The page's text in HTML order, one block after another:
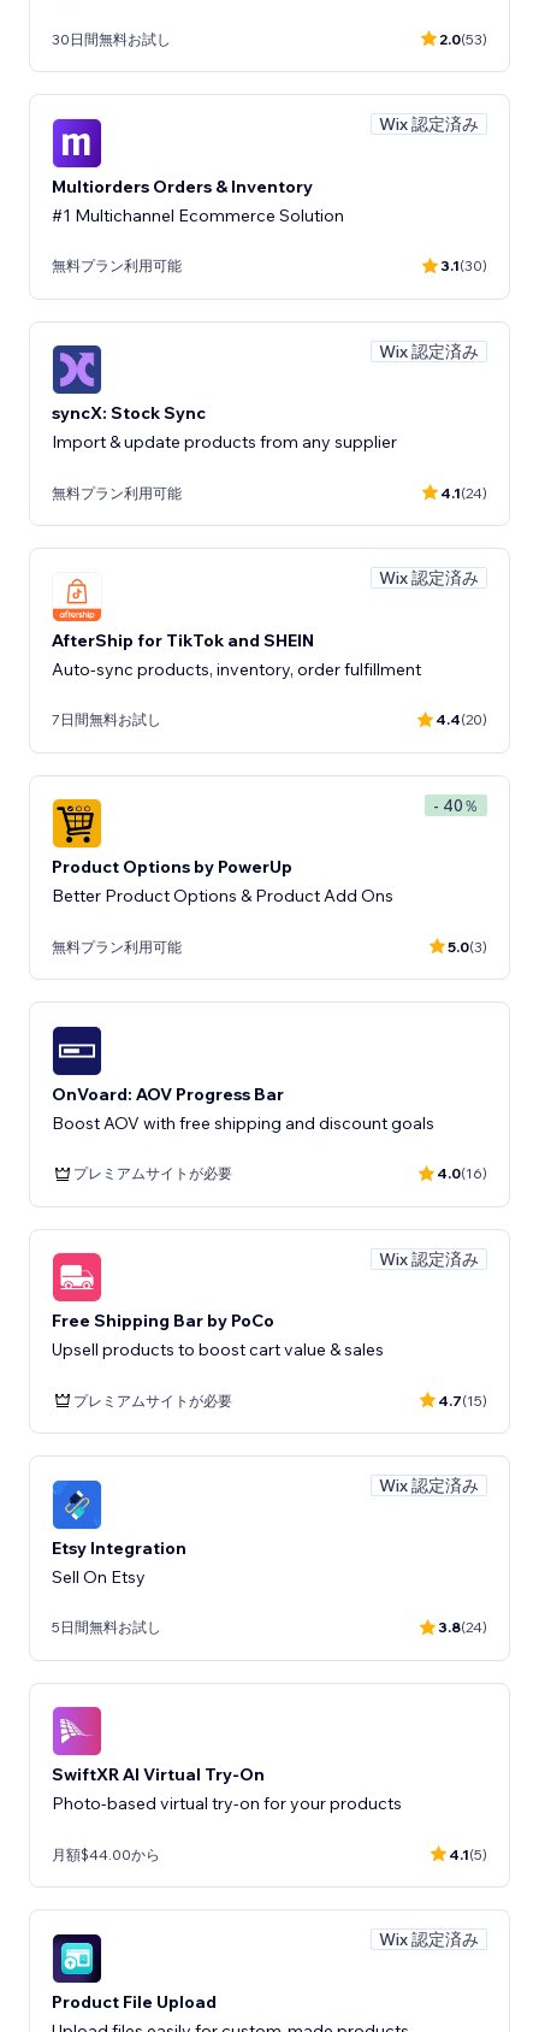
30日間無料お試し 2.0(53)
Wix 認定済み
Multiorders Orders & Inventory
#1 Multichannel Ecommerce Solution
無料プラン利用可能 3.1(30)
Wix 認定済み
syncX: Stock Sync
Import & update products from any supplier
無料プラン利用可能 4.1(24)
Wix 認定済み
AfterShip for TikTok and SHEIN
Auto-sync products, inventory, order fulfillment
7日間無料お試し 4.4(20)
- 40％
Product Options by PowerUp
Better Product Options & Product Add Ons
無料プラン利用可能 5.0(3)
OnVoard: AOV Progress Bar
Boost AOV with free shipping and discount goals
プレミアムサイトが必要 4.0(16)
Wix 認定済み
Free Shipping Bar by PoCo
Upsell products to boost cart value & sales
プレミアムサイトが必要 4.7(15)
Wix 認定済み
Etsy Integration
Sell On Etsy
5日間無料お試し 3.8(24)
SwiftXR AI Virtual Try-On
Photo-based virtual try-on for your products
月額$44.00から 4.1(5)
Wix 認定済み
Product File Upload